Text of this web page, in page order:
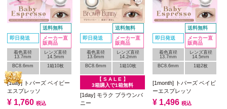
送料無料
即日発送
メーカー直
販商品
着色直径
13.7mm
レンズ直径
14.5mm
BC8.6mm
1箱10枚
[1day] トパーズ ベイビー
エスプレッソ
¥ 1,760 税込
送料無料
即日発送
メーカー直
販商品
着色直径
13.6mm
レンズ直径
14.2mm
BC8.6mm
1箱10枚
【 S A L E 】
3箱購入で1箱無料
[1day] モラク ブラウンバ
ニー
送料無料
即日発送
メーカー直
販商品
着色直径
13.7mm
レンズ直径
14.5mm
BC8.6mm
1箱2枚
[1month] トパーズ ベイビ
ーエスプレッソ
¥ 1,496 税込